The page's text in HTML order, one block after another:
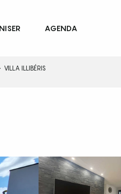
AGENDA
VILLA ILLIBÉRIS